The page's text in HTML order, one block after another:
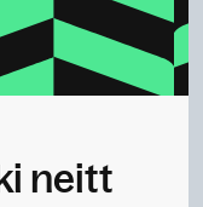
neitt